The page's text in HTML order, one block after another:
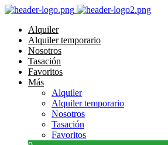
Alquiler
Alquiler temporario
Nosotros
Tasación
Favoritos
Más
Alquiler
Alquiler temporario
Nosotros
Tasación
Favoritos